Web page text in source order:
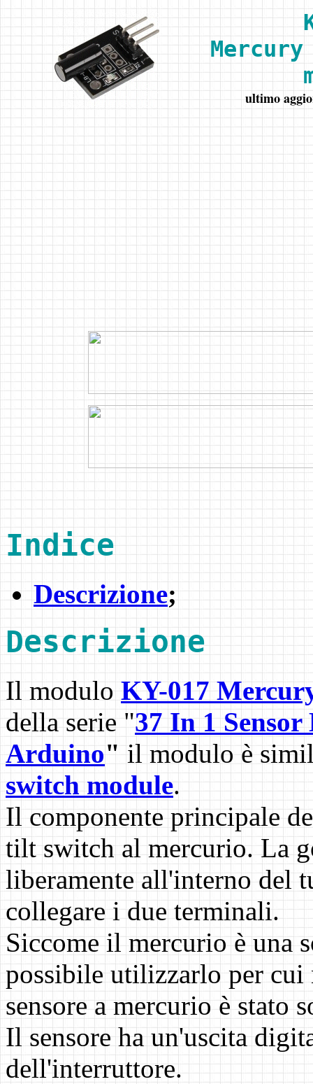
ultimo
Indice
Descrizione;
Descrizione
Il modulo KY-017
della serie "37 In 1
Arduino" il modulo è
switch module.
Il componente principale
tilt switch al mercurio. La
liberamente all'interno del
collegare i due terminali.
Siccome il mercurio è una
possibile utilizzarlo per
sensore a mercurio è stato
Il sensore ha un'uscita
dell'interruttore.